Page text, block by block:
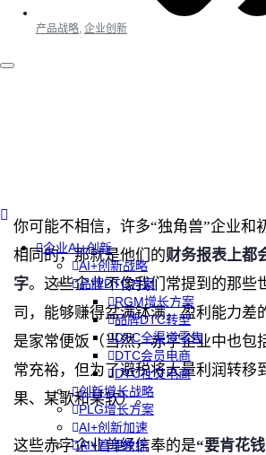
企业AI+创新
AI+创新战略
品牌DTC方案
RGM增长方案
品牌DTC转型
DTC全渠道零售
DTC会员电商
DTC社交电商
创新增长战略
PLG增长方案
AI+创新加速
AI+管理教练
产品战略 企业创新
你可能不相信，许多“独角兽”企业和
相同的，那就是他们的财务报表上都
字。这些企业不像我们常提到的那些
司，能够赚得盆满钵满，盈利能力差
是家常便饭（当然，赤字企业中也包
常充裕，但为了避税将大量利润转移
果、某歌和某软）。
这些赤字企业曾经信奉的是“要肯花